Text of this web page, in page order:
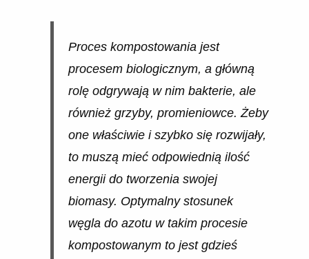
Proces kompostowania jest
procesem biologicznym, a główną
rolę odgrywają w nim bakterie, ale
również grzyby, promieniowce. Żeby
one właściwie i szybko się rozwijały,
to muszą mieć odpowiednią ilość
energii do tworzenia swojej
biomasy. Optymalny stosunek
węgla do azotu w takim procesie
kompostowanym to jest gdzieś